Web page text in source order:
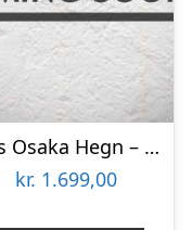
Plus Osaka Hegn – 180×136 cm – Fungicid beh. grundmalet hvid to gange – 17453-13
kr. 1.699,00